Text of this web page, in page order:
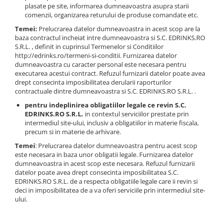
plasate pe site, informarea dumneavoastra asupra starii
comenzii, organizarea returului de produse comandate etc.
Temei: Prelucrarea datelor dumneavoastra in acest scop are la
baza contractul incheiat intre dumneavoastra si S.C. EDRINKS.RO
S.R.L. , definit in cuprinsul Termenelor si Conditiilor
http://edrinks.ro/termeni-si-conditii. Furnizarea datelor
dumneavoastra cu caracter personal este necesara pentru
executarea acestui contract. Refuzul furnizarii datelor poate avea
drept consecinta imposibilitatea derularii raporturilor
contractuale dintre dumneavoastra si S.C. EDRINKS.RO S.R.L. .
pentru indeplinirea obligatiilor legale ce revin S.C.
EDRINKS.RO S.R.L. in contextul serviciilor prestate prin
intermediul site-ului, inclusiv a obligatiilor in materie fiscala,
precum si in materie de arhivare.
Temei: Prelucrarea datelor dumneavoastra pentru acest scop
este necesara in baza unor obligatii legale. Furnizarea datelor
dumneavoastra in acest scop este necesara. Refuzul furnizarii
datelor poate avea drept consecinta imposibilitatea S.C.
EDRINKS.RO S.R.L. de a respecta obligatiile legale care ii revin si
deci in imposibilitatea de a va oferi serviciile prin intermediul site-
ului.